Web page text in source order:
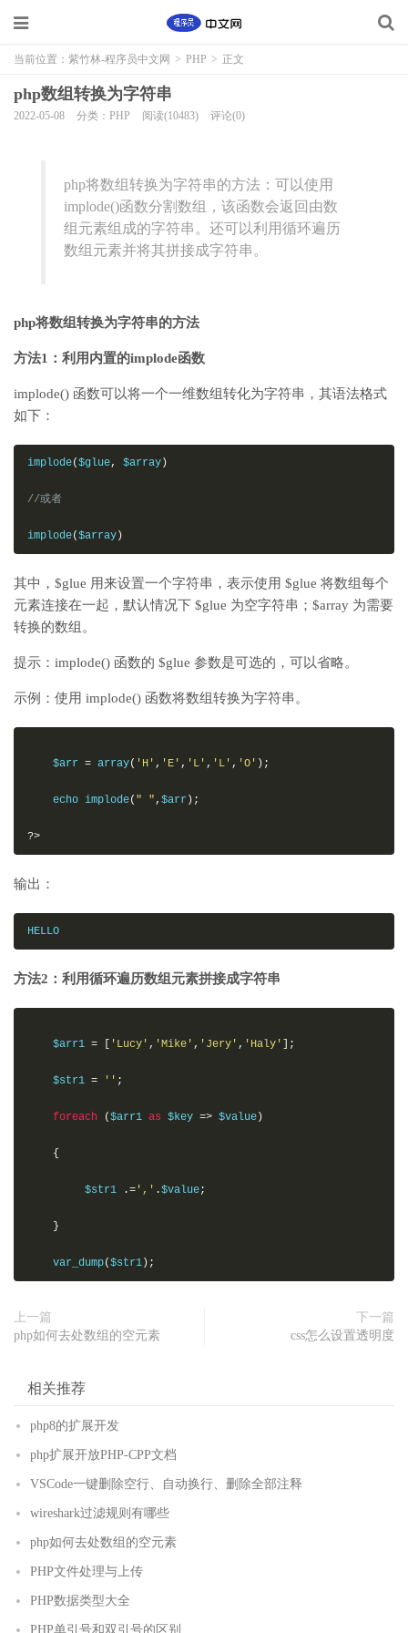
当前位置： 紫竹林-程序员中文网 > PHP > 正文
php数组转换为字符串
2022-05-08 分类：PHP 阅读(10483) 评论(0)
php将数组转换为字符串的方法：可以使用
implode()函数分割数组，该函数会返回由数
组元素组成的字符串。还可以利用循环遍历
数组元素并将其拼接成字符串。
php将数组转换为字符串的方法
方法1：利用内置的implode函数
implode() 函数可以将一个一维数组转化为字符串，其语法格式
如下：
implode($glue, $array )
//或者
implode($array )
其中，$glue 用来设置一个字符串，表示使用 $glue 将数组每个
元素连接在一起，默认情况下 $glue 为空字符串；$array 为需要
转换的数组。
提示：implode() 函数的 $glue 参数是可选的，可以省略。
示例：使用 implode() 函数将数组转换为字符串。
$arr = array( 'H' , 'E' , 'L' , 'L' , 'O' );
echo implode( " " , $arr );
?>
输出：
HELLO
方法2：利用循环遍历数组元素拼接成字符串
$arr1 = 'Lucy' , 'Mike' , 'Jery' , 'Haly' ];
$str1 = '' ;
foreach ($arr1 as $key => $value )
{
$str1 .= ',' .$value;
}
var_dump($str1 );
上一篇
php如何去处数组的空元素
下一篇
css怎么设置透明度
相关推荐
php8的扩展开发
php扩展开放PHP-CPP文档
VSCode一键删除空行、自动换行、删除全部注释
wireshark过滤规则有哪些
php如何去处数组的空元素
PHP文件处理与上传
PHP数据类型大全
PHP单引号和双引号的区别